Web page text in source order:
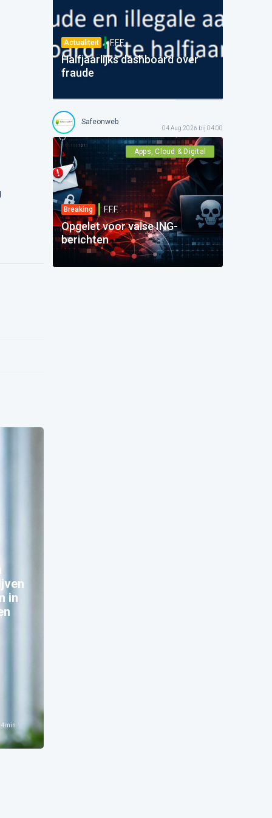
in
4min
Actualiteit F.F.F.
Halfjaarlijks dashboard over
fraude
Safeonweb
04 Aug 2026 bij 04:00
Apps, Cloud & Digital
Breaking F.F.F.
Opgelet voor valse ING-
berichten